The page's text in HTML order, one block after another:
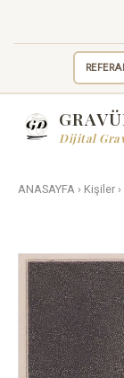
Dijital
ANASAYFA › Kişiler ›